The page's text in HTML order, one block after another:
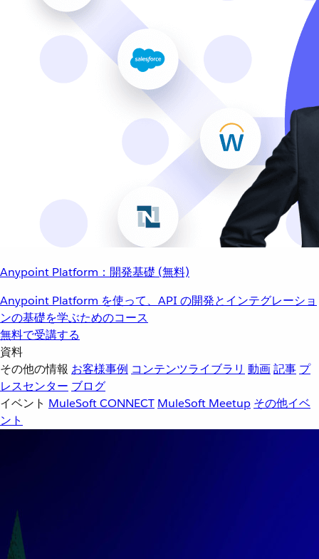
Anypoint Platform：開発基礎 (無料)
Anypoint Platform を使って、API の開発とインテグレーショ
ンの基礎を学ぶためのコース
無料で受講する
資料
その他の情報 お客様事例 コンテンツライブラリ 動画記事 プ
レスセンター ブログ
イベント MuleSoft CONNECT MuleSoft Meetup その他イベ
ント